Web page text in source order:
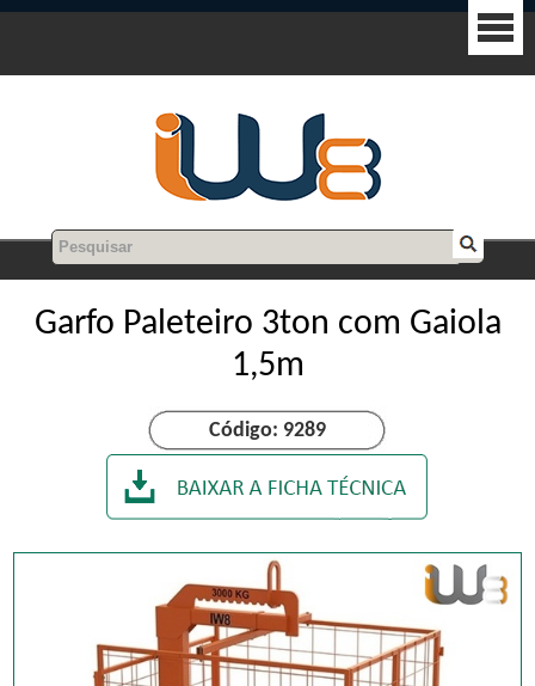
Garfo Paleteiro 3ton com Gaiola
1,5m
Código: 9289